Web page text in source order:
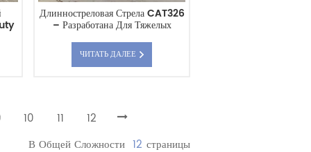
Длинностреловая Стрела CAT326
– Разработана Для Тяжелых
Напрямую С Завода.
ЧИТАТЬ ДАЛЕЕ
10 11
12
В Общей Сложности 12 Страницы